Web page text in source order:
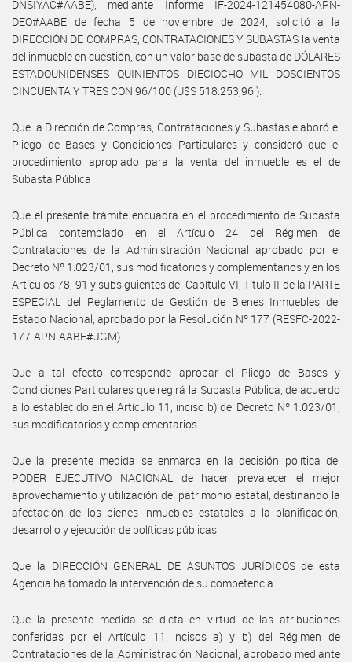
DNSIYAC#AABE), mediante Informe IF-2024-121454080-APN-
DEO#AABE de fecha 5 de noviembre de 2024, solicitó a la
DIRECCIÓN DE COMPRAS, CONTRATACIONES Y SUBASTAS la venta
del inmueble en cuestión, con un valor base de subasta de DÓLARES
ESTADOUNIDENSES QUINIENTOS DIECIOCHO MIL DOSCIENTOS
CINCUENTA Y TRES CON 96/100 (U$S 518.253,96 ).
Que la Dirección de Compras, Contrataciones y Subastas elaboró el
Pliego de Bases y Condiciones Particulares y consideró que el
procedimiento apropiado para la venta del inmueble es el de
Subasta Pública
Que el presente trámite encuadra en el procedimiento de Subasta
Pública contemplado en el Artículo 24 del Régimen de
Contrataciones de la Administración Nacional aprobado por el
Decreto Nº 1.023/01, sus modificatorios y complementarios y en los
Artículos 78, 91 y subsiguientes del Capítulo VI, Título II de la PARTE
ESPECIAL del Reglamento de Gestión de Bienes Inmuebles del
Estado Nacional, aprobado por la Resolución Nº 177 (RESFC-2022-
177-APN-AABE#JGM).
Que a tal efecto corresponde aprobar el Pliego de Bases y
Condiciones Particulares que regirá la Subasta Pública, de acuerdo
a lo establecido en el Artículo 11, inciso b) del Decreto Nº 1.023/01,
sus modificatorios y complementarios.
Que la presente medida se enmarca en la decisión política del
PODER EJECUTIVO NACIONAL de hacer prevalecer el mejor
aprovechamiento y utilización del patrimonio estatal, destinando la
afectación de los bienes inmuebles estatales a la planificación,
desarrollo y ejecución de políticas públicas.
Que la DIRECCIÓN GENERAL DE ASUNTOS JURÍDICOS de esta
Agencia ha tomado la intervención de su competencia.
Que la presente medida se dicta en virtud de las atribuciones
conferidas por el Artículo 11 incisos a) y b) del Régimen de
Contrataciones de la Administración Nacional, aprobado mediante